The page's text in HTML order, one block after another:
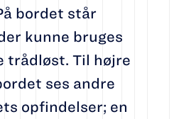
bordet står
kunne bruges
trådløst. Til højre
ses andre
opfindelser; en